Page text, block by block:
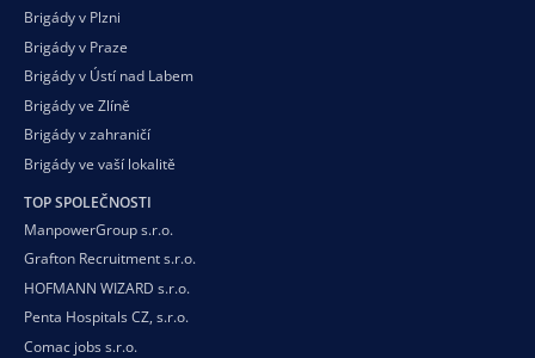
Brigády v Plzni
Brigády v Praze
Brigády v Ústí nad Labem
Brigády ve Zlíně
Brigády v zahraničí
Brigády ve vaší lokalitě
TOP SPOLEČNOSTI
ManpowerGroup s.r.o.
Grafton Recruitment s.r.o.
HOFMANN WIZARD s.r.o.
Penta Hospitals CZ, s.r.o.
Comac jobs s.r.o.